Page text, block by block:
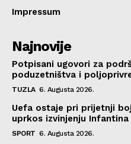
Impressum
Najnovije
Potpisani ugovori za
poduzetništva i
TUZLA 6. Augusta 2026.
Uefa ostaje pri prijetnji
uprkos izvinjenju Infantina
SPORT 6. Augusta 2026.